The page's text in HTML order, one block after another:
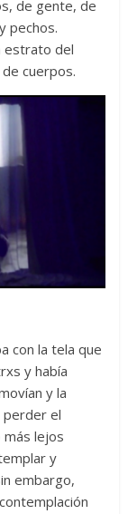
de gente, de
pechos.
estrato del
cuerpos.
con la tela que
y había
y la
perder el
más lejos
y
embargo,